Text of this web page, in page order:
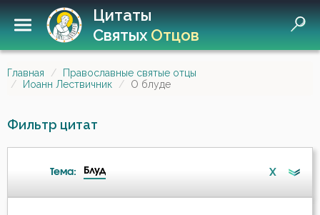
Цитаты
СвятыхОтцов
Главная
Православные святые отцы
Иоанн Лествичник
О блуде
Фильтр цитат
Тема: Блуд X